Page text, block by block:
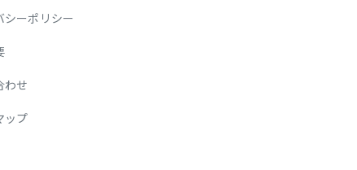
シーポリシー
わせ
ップ